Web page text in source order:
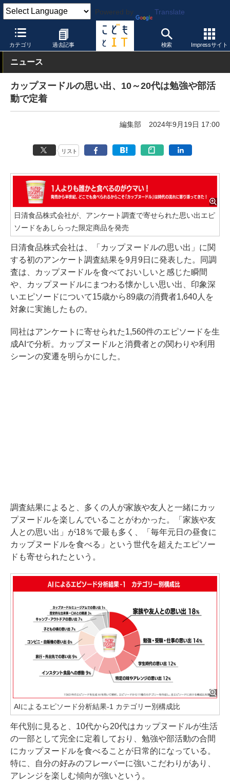
Powered by Translate
カテゴリ 過去記事 検索 Impressサイト
こどもとIT 校種 小学校
ニュース
カップヌードルの思い出、10～20代は勉強や部活
動で定着
編集部 2024年9月19日 17:00
リスト
日清食品株式会社が、アンケート調査で寄せられた思い出エピ
ソードをあしらった限定商品を発売
日清食品株式会社は、「カップヌードルの思い出」に関
する初のアンケート調査結果を9月9日に発表した。同調
査は、カップヌードルを食べておいしいと感じた瞬間
や、カップヌードルにまつわる懐かしい思い出、印象深
いエピソードについて15歳から89歳の消費者1,640人を
対象に実施したもの。
同社はアンケートに寄せられた1,560件のエピソードを生
成AIで分析。カップヌードルと消費者との関わりや利用
シーンの変遷を明らかにした。
調査結果によると、多くの人が家族や友人と一緒にカッ
プヌードルを楽しんでいることがわかった。「家族や友
人との思い出」が18％で最も多く、「毎年元日の昼食に
カップヌードルを食べる」という世代を超えたエピソー
ドも寄せられたという。
AIによるエピソード分析結果-1 カテゴリー別構成比
年代別に見ると、10代から20代はカップヌードルが生活
の一部として完全に定着しており、勉強や部活動の合間
にカップヌードルを食べることが日常的になっている。
特に、自分の好みのフレーバーに強いこだわりがあり、
アレンジを楽しむ傾向が強いという。